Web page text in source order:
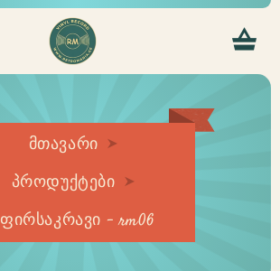
მთავარი
პროდუქტები
ფირსაკრავი – rm06